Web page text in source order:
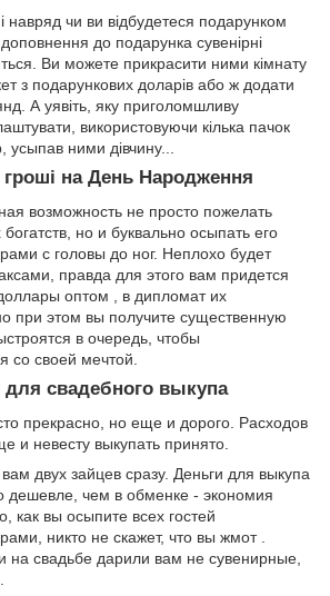
навряд чи ви відбудетеся подарунком
до подарунка сувенірні
Ви можете прикрасити ними кімнату
з подарункових доларів або ж додати
А уявіть, яку приголомшливу
використовуючи кілька пачок
усыпав ними дівчину...
гроші на День Народження
возможность не просто пожелать
но и буквально осыпать его
с головы до ног. Неплохо будет
правда для этого вам придется
оптом , в дипломат их
при этом вы получите существенную
в очередь, чтобы
со своей мечтой.
для свадебного выкупа
прекрасно, но еще и дорого. Расходов
и невесту выкупать принято.
двух зайцев сразу. Деньги для выкупа
дешевле, чем в обменке - экономия
как вы осыпите всех гостей
никто не скажет, что вы жмот .
на свадьбе дарили вам не сувенирные,